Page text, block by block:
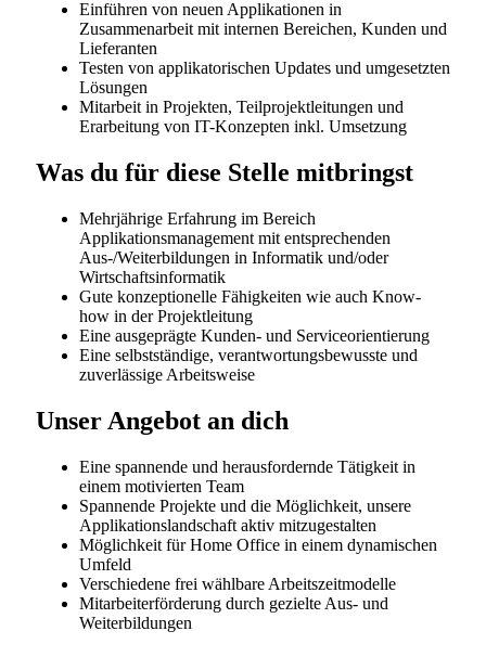
und initiative Persönlichkeit sind, finden Sie bei HOCH
Health Ostschweiz die idealen Voraussetzungen Ihre
berufliche Zukunft zu gestalten. Informieren Sie sich
über die Möglichkeiten unterwww.h-och.ch/karriere
HOCH Health Ostschweiz hat regional an
verschiedenen Standorten vertreten und ist damit
oftmals ein Arbeitsort in der Nähe des Wohnortes.
Kantonsspital St.Gallen
Spital Altstätten
Spital Grabs
Spital Linth
Spital Wil
Ambi Rorschach
Ambulatorium Rorschach
Starten Sie Ihre berufliche Zukunft bei der grössten
Gesundheitsversorgerin der Schweiz. Ob Sie am
Anfang Ihrer Laufbahn stehen oder nach neuen
Entwicklungsmöglichkeiten suchen – bei HOCH Health
Ostschweiz erwarten Sie spannende